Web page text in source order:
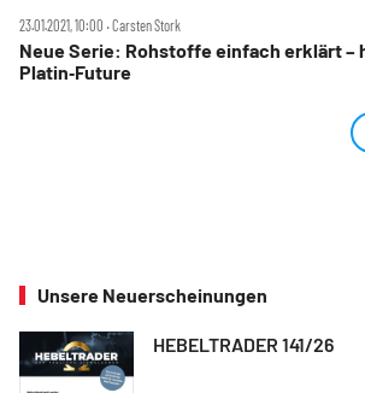
23.01.2021, 10:00 ‧ Carsten Stork
Neue Serie: Rohstoffe einfach erklärt –
Platin‑Future
Unsere Neuerscheinungen
HEBELTRADER 141/26